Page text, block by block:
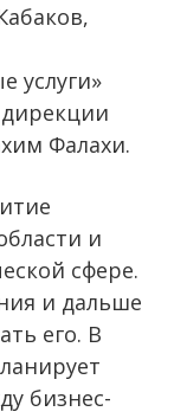
услуги»
Фалахи.
и
сфере.
и дальше
его. В
бизнес-